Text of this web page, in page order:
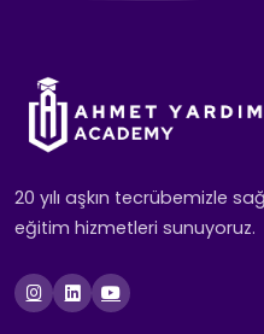
20 yılı aşkın tecrübemizle
eğitim hizmetleri sunuyoruz.